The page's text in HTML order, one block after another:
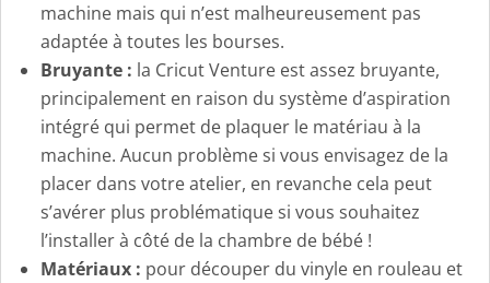
machine mais qui n’est malheureusement pas
adaptée à toutes les bourses.
Bruyante : la Cricut Venture est assez bruyante,
principalement en raison du système d’aspiration
intégré qui permet de plaquer le matériau à la
machine. Aucun problème si vous envisagez de la
placer dans votre atelier, en revanche cela peut
s’avérer plus problématique si vous souhaitez
l’installer à côté de la chambre de bébé !
Matériaux : pour découper du vinyle en rouleau et